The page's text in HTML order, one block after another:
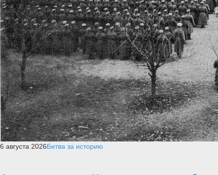
6 августа 2026Битва за историю